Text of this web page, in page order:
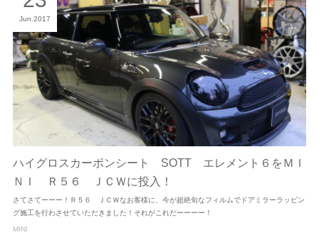
ハイグロスカーボンシート SOTT エレメント６をＭＩ
ＮＩ Ｒ５６ ＪＣＷに投入！
さてさてーーー！Ｒ５６ ＪＣＷなお客様に、今が超絶旬なフィルムでドアミラーラッピン
グ施工を行わさせていただきました！それがこれだーーーー！
Jun 2017
MINI